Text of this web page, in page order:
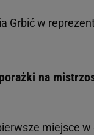
Grbić w
na
miejsce